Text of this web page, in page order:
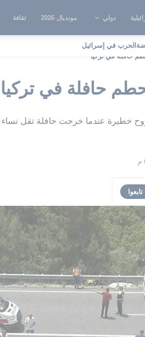
دولي مونديال 2026 ثقافة
الحرب في إسرائيل
تابعوا